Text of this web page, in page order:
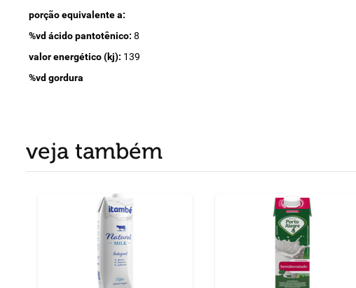
porção equivalente a:
%vd ácido pantotênico: 8
valor energético (kj): 139
%vd gordura
veja também